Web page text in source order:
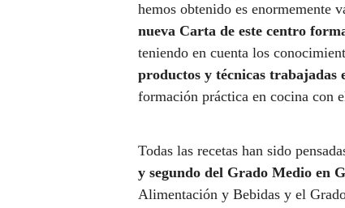
hemos obtenido es enormemente
nueva Carta de este centro
teniendo en cuenta los
productos y técnicas trabajadas
formación práctica en cocina con
Todas las recetas han sido
y segundo del Grado Medio en
Alimentación y Bebidas y el